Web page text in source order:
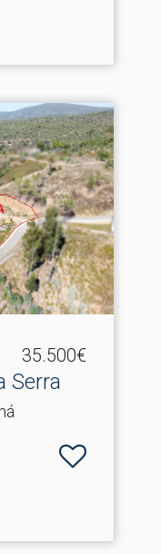
35.500€
Serra